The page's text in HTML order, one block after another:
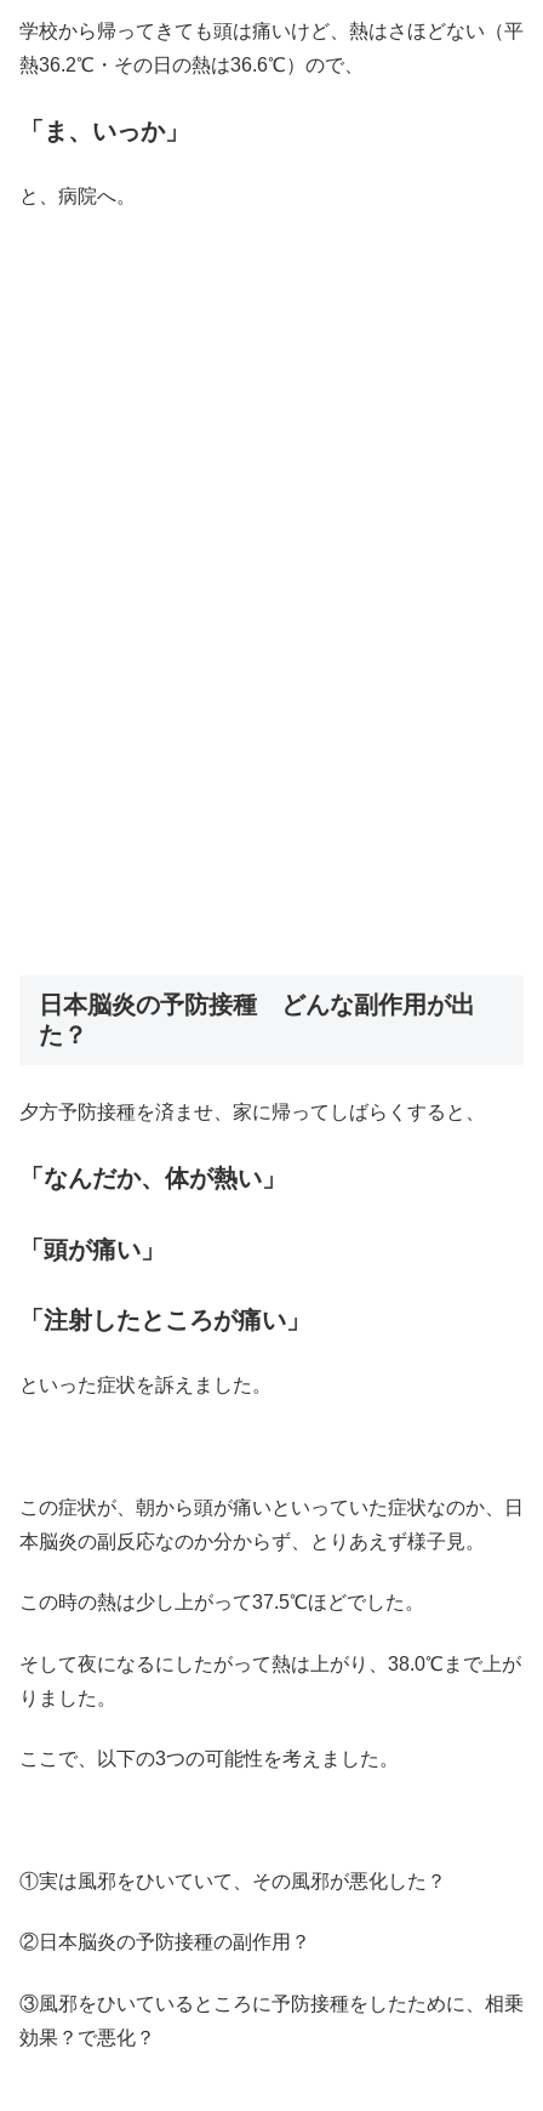
学校から帰ってきても頭は痛いけど、熱はさほどない（平
熱36.2℃・その日の熱は36.6℃）ので、
「ま、いっか」
と、病院へ。
日本脳炎の予防接種 どんな副作用が出
た？
夕方予防接種を済ませ、家に帰ってしばらくすると、
「なんだか、体が熱い」
「頭が痛い」
「注射したところが痛い」
といった症状を訴えました。
この症状が、朝から頭が痛いといっていた症状なのか、日
本脳炎の副反応なのか分からず、とりあえず様子見。
この時の熱は少し上がって37.5℃ほどでした。
そして夜になるにしたがって熱は上がり、38.0℃まで上が
りました。
ここで、以下の3つの可能性を考えました。
①実は風邪をひいていて、その風邪が悪化した？
②日本脳炎の予防接種の副作用？
③風邪をひいているところに予防接種をしたために、相乗
効果？で悪化？